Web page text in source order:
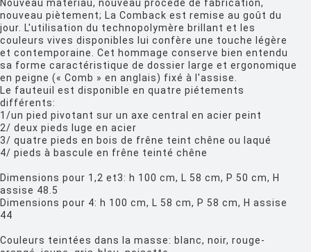
FIAM
FLOS
FLYTE
FONTANA ARTE
FOSCARINI
FRITZ HANSEN
GERVASONI
GUBI
Nouveau matériau, nouveau procédé de fabrication,
nouveau piètement; La Comback est remise au goût du
jour. L'utilisation du technopolymère brillant et les
couleurs vives disponibles lui confère une touche légère
et contemporaine. Cet hommage conserve bien entendu
sa forme caractéristique de dossier large et ergonomique
en peigne (« Comb » en anglais) fixé à l'assise.
Le fauteuil est disponible en quatre piétements
différents:
1/un pied pivotant sur un axe central en acier peint
2/ deux pieds luge en acier
3/ quatre pieds en bois de frêne teint chêne ou laqué
4/ pieds à bascule en frêne teinté chêne
Dimensions pour 1,2 et3: h 100 cm, L 58 cm, P 50 cm, H
assise 48.5
Dimensions pour 4: h 100 cm, L 58 cm, P 58 cm, H assise
44
Couleurs teintées dans la masse: blanc, noir, rouge-